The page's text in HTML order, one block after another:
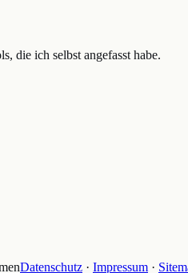
die ich selbst angefasst habe.
Datenschutz · Impressum ·